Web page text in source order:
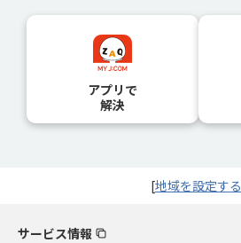
アプリで
解決
[地域を設定する
サービス情報